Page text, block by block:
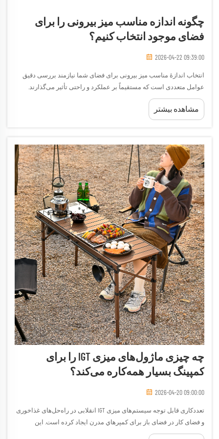
چگونه اندازه مناسب میز بیرونی را برای
فضای موجود انتخاب کنیم؟
2026-04-22 09:39:00
انتخاب اندازهٔ مناسب میز بیرونی برای فضای شما نیازمند بررسی دقیق
عوامل متعددی است که مستقیماً بر عملکرد و راحتی تأثیر می‌گذارند.
اندازهٔ میز بیرونی شما نه‌تنها تعداد افرادی را که می‌توانند به‌راحتی در آن
غذا بخورند یا گردهم آیند تعیین می‌کند، بلکه...
مشاهده بیشتر
چه چیزی ماژول‌های میزی IGT را برای
کمپینگ بسیار همه‌کاره می‌کند؟
2026-04-20 09:00:00
تعددکاری قابل توجه سیستم‌های میزی IGT انقلابی در راه‌حل‌های غذاخوری
و فضای کار در فضای باز برای کمپرهاي مدرن ایجاد کرده است. این
طرح‌های نوآورانهٔ ماژولار نحوه‌ای که علاقه‌مندان به فعالیت‌های بیرون از